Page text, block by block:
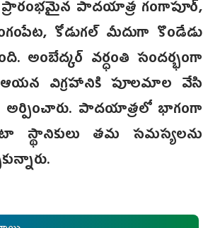
ప్రారంభమైన పాదయాత్ర గంగాపూర్,
కోడుగల్ మీదుగా కొండేడు
అంబేద్కర్ వర్ధంతి సందర్భంగా
విగ్రహానికి పూలమాల వేసి
పాదయాత్రలో భాగంగా
స్థానికులు తమ సమస్యలను